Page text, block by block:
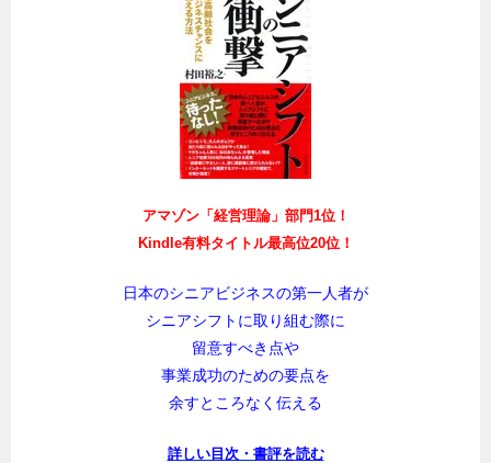
アマゾン「経営理論」部門1位！
Kindle有料タイトル最高位20位！
日本のシニアビジネスの第一人者が
シニアシフトに取り組む際に
留意すべき点や
事業成功のための要点を
余すところなく伝える
詳しい目次・書評を読む